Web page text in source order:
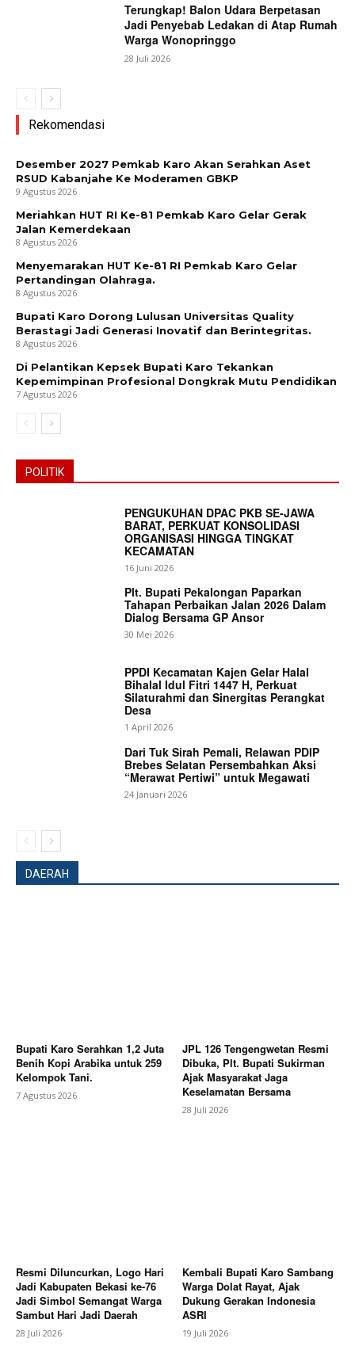
Terungkap! Balon Udara Berpetasan
Jadi Penyebab Ledakan di Atap Rumah
Warga Wonopringgo
28 Juli 2026
Rekomendasi
Desember 2027 Pemkab Karo Akan Serahkan Aset
RSUD Kabanjahe Ke Moderamen GBKP
9 Agustus 2026
Meriahkan HUT RI Ke-81 Pemkab Karo Gelar Gerak
Jalan Kemerdekaan
8 Agustus 2026
Menyemarakan HUT Ke-81 RI Pemkab Karo Gelar
Pertandingan Olahraga.
8 Agustus 2026
Bupati Karo Dorong Lulusan Universitas Quality
Berastagi Jadi Generasi Inovatif dan Berintegritas.
8 Agustus 2026
Di Pelantikan Kepsek Bupati Karo Tekankan
Kepemimpinan Profesional Dongkrak Mutu Pendidikan
7 Agustus 2026
POLITIK
PENGUKUHAN DPAC PKB SE-JAWA
BARAT, PERKUAT KONSOLIDASI
ORGANISASI HINGGA TINGKAT
KECAMATAN
16 Juni 2026
Plt. Bupati Pekalongan Paparkan
Tahapan Perbaikan Jalan 2026 Dalam
Dialog Bersama GP Ansor
30 Mei 2026
PPDI Kecamatan Kajen Gelar Halal
Bihalal Idul Fitri 1447 H, Perkuat
Silaturahmi dan Sinergitas Perangkat
Desa
1 April 2026
Dari Tuk Sirah Pemali, Relawan PDIP
Brebes Selatan Persembahkan Aksi
“Merawat Pertiwi” untuk Megawati
24 Januari 2026
DAERAH
Bupati Karo Serahkan 1,2 Juta
Benih Kopi Arabika untuk 259
Kelompok Tani.
7 Agustus 2026
JPL 126 Tengengwetan Resmi
Dibuka, Plt. Bupati Sukirman
Ajak Masyarakat Jaga
Keselamatan Bersama
28 Juli 2026
Resmi Diluncurkan, Logo Hari
Jadi Kabupaten Bekasi ke-76
Jadi Simbol Semangat Warga
Sambut Hari Jadi Daerah
28 Juli 2026
Kembali Bupati Karo Sambang
Warga Dolat Rayat, Ajak
Dukung Gerakan Indonesia
ASRI
19 Juli 2026